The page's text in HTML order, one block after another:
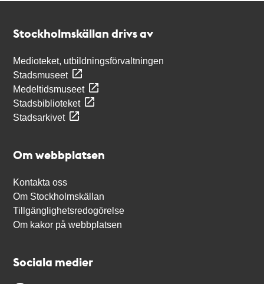
Stockholmskällan drivs av
Medioteket, utbildningsförvaltningen
Stadsmuseet
Medeltidsmuseet
Stadsbiblioteket
Stadsarkivet
Om webbplatsen
Kontakta oss
Om Stockholmskällan
Tillgänglighetsredogörelse
Om kakor på webbplatsen
Sociala medier